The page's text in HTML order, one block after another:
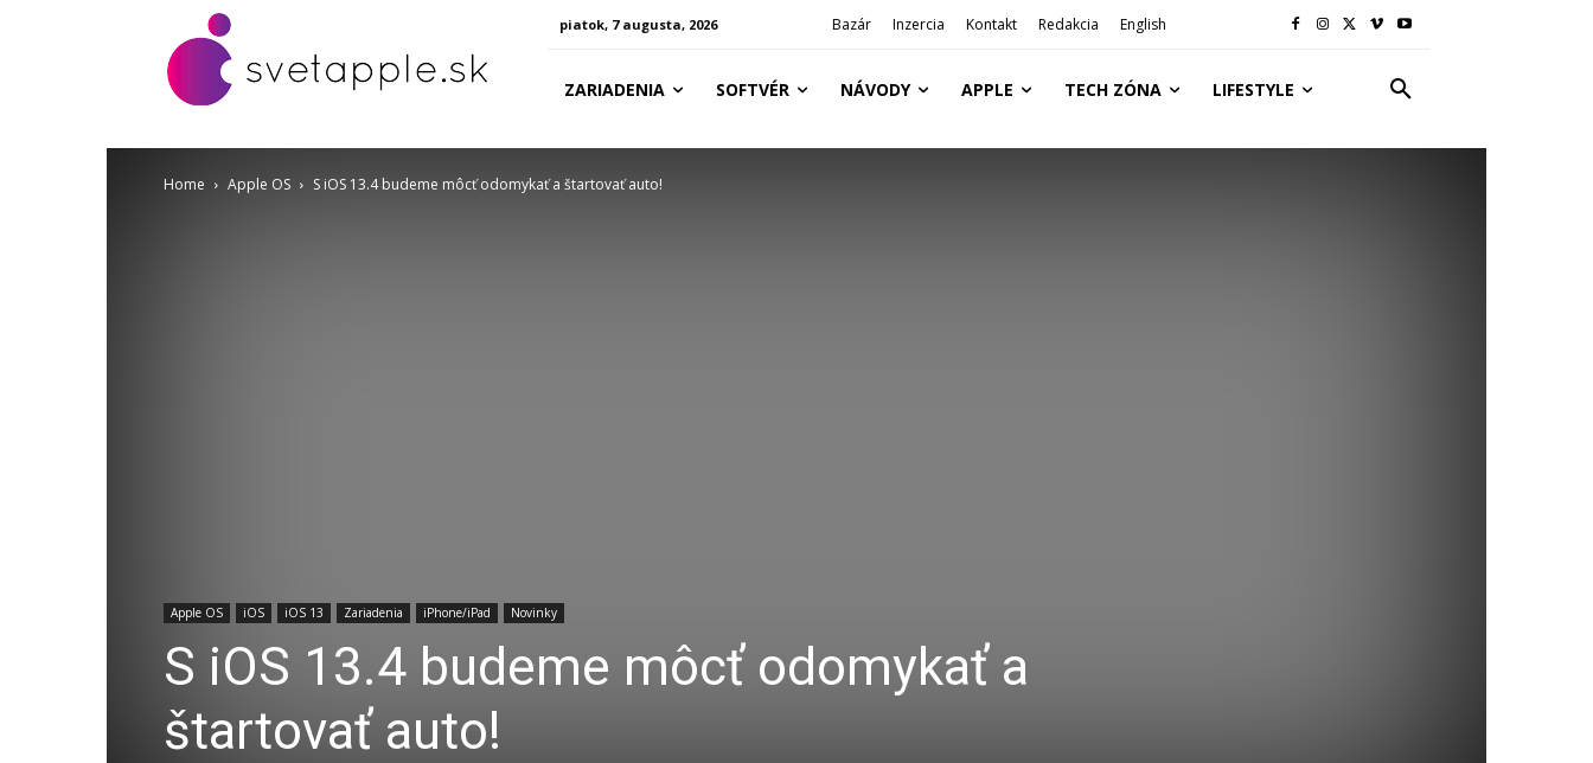
piatok, 7 augusta, 2026 Bazár Inzercia Kontakt Redakcia English
ZARIADENIA SOFTVÉR NÁVODY APPLE TECH ZÓNA LIFESTYLE
Home Apple OS S iOS 13.4 budeme môcť odomykať a štartovať auto!
Apple OS iOS iOS 13 Zariadenia iPhone/iPad Novinky
S iOS 13.4 budeme môcť odomykať a
štartovať auto!